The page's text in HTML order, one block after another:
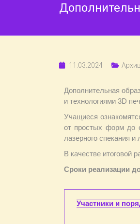
11.03.2024
Дополнительная
и технологиями 3D
Учащиеся
от простых форм до
лазерного спекания и
В качестве итоговой
Сроки реализации
Участники и